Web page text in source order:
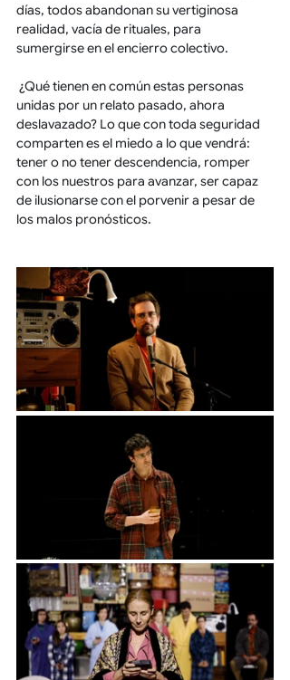
días, todos abandonan su vertiginosa
realidad, vacía de rituales, para
sumergirse en el encierro colectivo.
¿Qué tienen en común estas personas
unidas por un relato pasado, ahora
deslavazado? Lo que con toda seguridad
comparten es el miedo a lo que vendrá:
tener o no tener descendencia, romper
con los nuestros para avanzar, ser capaz
de ilusionarse con el porvenir a pesar de
los malos pronósticos.